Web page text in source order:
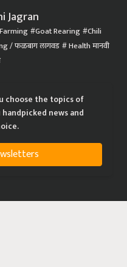
Jagran
Goat Rearing Chili
/ फळबाग लागवड Health मानवी
choose the topics of
news and